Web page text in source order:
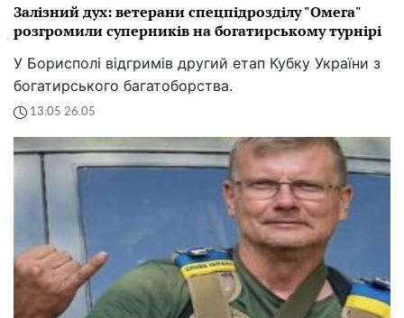
Залізний дух: ветерани спецпідрозділу "Омега"
розгромили суперників на богатирському турнірі
У Борисполі відгримів другий етап Кубку України з
богатирського багатоборства.
13:05 26.05